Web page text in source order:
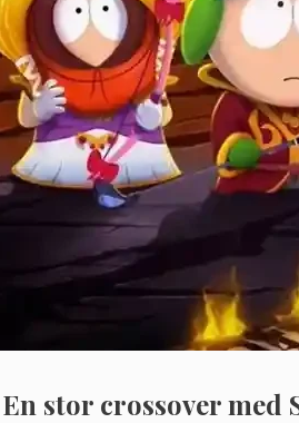
stor crossover med